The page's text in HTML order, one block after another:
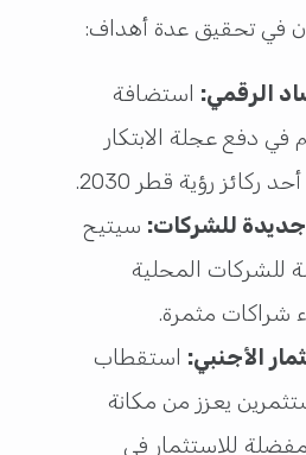
في تحقيق عدة أهداف:
الرقمي: استضافة
في دفع عجلة الابتكار
ركائز رؤية قطر 2030.
للشركات: سيتيح
للشركات المحلية
شراكات مثمرة.
الأجنبي: استقطاب
يعزز من مكانة
للاستثمار في